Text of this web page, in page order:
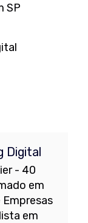
SP
Digital
- 40
em
em